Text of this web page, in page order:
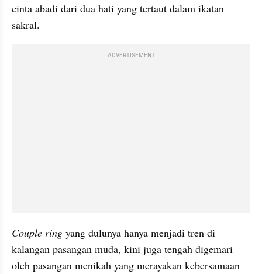
cinta abadi dari dua hati yang tertaut dalam ikatan
sakral.
ADVERTISEMENT
Couple ring yang dulunya hanya menjadi tren di
kalangan pasangan muda, kini juga tengah digemari
oleh pasangan menikah yang merayakan kebersamaan